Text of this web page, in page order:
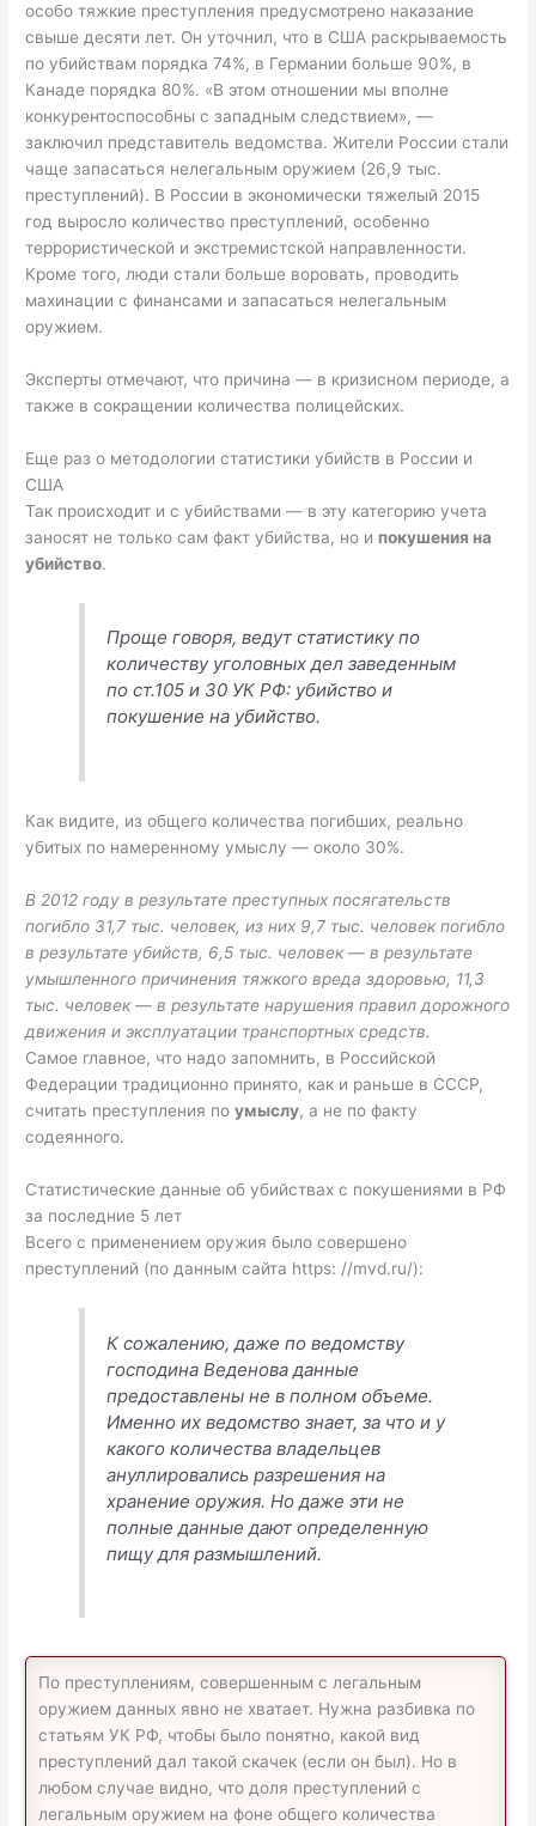
особо тяжкие преступления предусмотрено наказание
свыше десяти лет. Он уточнил, что в США раскрываемость
по убийствам порядка 74%, в Германии больше 90%, в
Канаде порядка 80%. «В этом отношении мы вполне
конкурентоспособны с западным следствием», —
заключил представитель ведомства. Жители России стали
чаще запасаться нелегальным оружием (26,9 тыс.
преступлений). В России в экономически тяжелый 2015
год выросло количество преступлений, особенно
террористической и экстремистской направленности.
Кроме того, люди стали больше воровать, проводить
махинации с финансами и запасаться нелегальным
оружием.
Эксперты отмечают, что причина — в кризисном периоде, а
также в сокращении количества полицейских.
Еще раз о методологии статистики убийств в России и
США
Так происходит и с убийствами — в эту категорию учета
заносят не только сам факт убийства, но и покушения на
убийство.
Проще говоря, ведут статистику по
количеству уголовных дел заведенным
по ст.105 и 30 УК РФ: убийство и
покушение на убийство.
Как видите, из общего количества погибших, реально
убитых по намеренному умыслу — около 30%.
В 2012 году в результате преступных посягательств
погибло 31,7 тыс. человек, из них 9,7 тыс. человек погибло
в результате убийств, 6,5 тыс. человек — в результате
умышленного причинения тяжкого вреда здоровью, 11,3
тыс. человек — в результате нарушения правил дорожного
движения и эксплуатации транспортных средств.
Самое главное, что надо запомнить, в Российской
Федерации традиционно принято, как и раньше в СССР,
считать преступления поумыслу, а не по факту
содеянного.
Статистические данные об убийствах с покушениями в РФ
за последние 5 лет
Всего с применением оружия было совершено
преступлений (по данным сайта https: //mvd.ru/):
К сожалению, даже по ведомству
господина Веденова данные
предоставлены не в полном объеме.
Именно их ведомство знает, за что и у
какого количества владельцев
ануллировались разрешения на
хранение оружия. Но даже эти не
полные данные дают определенную
пищу для размышлений.
По преступлениям, совершенным с легальным
оружием данных явно не хватает. Нужна разбивка по
статьям УК РФ, чтобы было понятно, какой вид
преступлений дал такой скачек (если он был). Но в
любом случае видно, что доля преступлений с
легальным оружием на фоне общего количества